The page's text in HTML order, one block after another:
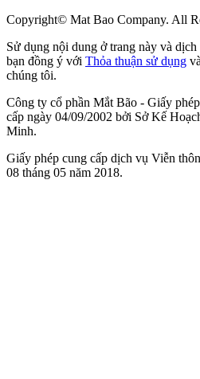
Copyright© Mat Bao Company. All
Sử dụng nội dung ở trang này và
bạn đồng ý với Thỏa thuận sử dụng và
chúng tôi.
Công ty cổ phần Mắt Bão - Giấy
cấp ngày 04/09/2002 bởi Sở Kế
Minh.
Giấy phép cung cấp dịch vụ Viễn
08 tháng 05 năm 2018.